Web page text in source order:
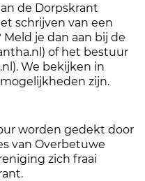
de Dorpskrant
schrijven van een
je dan aan bij de
of het bestuur
We bekijken in
zijn.
worden gedekt door
van Overbetuwe
zich fraai